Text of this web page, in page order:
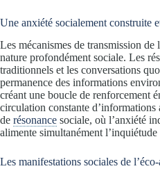
Une anxiété socialement construite
Les mécanismes de transmission de
nature profondément sociale. Les
traditionnels et les conversations
permanence des informations
créant une boucle de renforcement
circulation constante d’informations
de résonance sociale, où l’anxiété
alimente simultanément
Les manifestations sociales de